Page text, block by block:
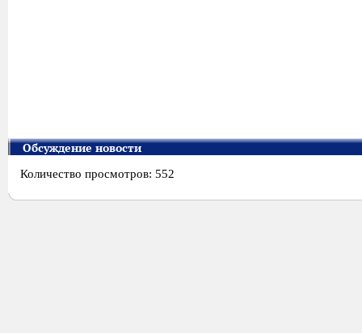
Обсуждение новости
Количество просмотров: 552